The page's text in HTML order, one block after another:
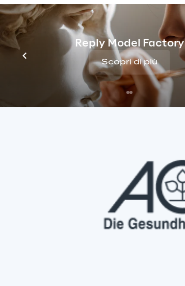
Reply Model Factory
Scopri di più
Alcuni dei nostri clienti